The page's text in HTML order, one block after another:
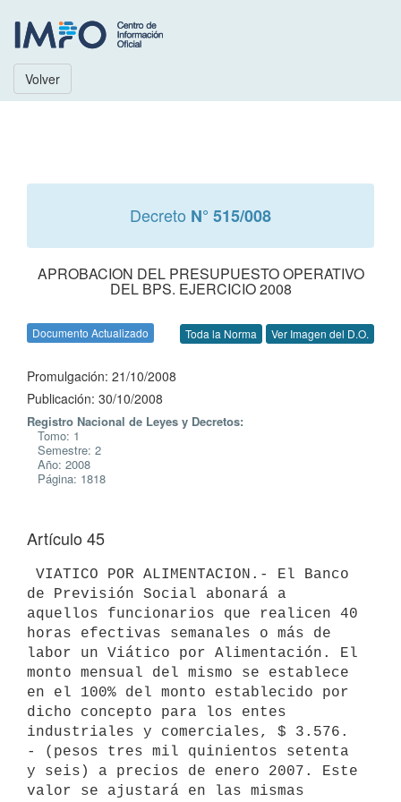
Volver
Decreto N° 515/008
APROBACION DEL PRESUPUESTO OPERATIVO
DEL BPS. EJERCICIO 2008
Documento Actualizado Toda la Norma Ver Imagen del D.O.
Promulgación: 21/10/2008
Publicación: 30/10/2008
Registro Nacional de Leyes y Decretos:
Tomo: 1
Semestre: 2
Año: 2008
Página: 1818
Artículo 45
de Previsión Social abonará a
aquellos funcionarios que realicen 40
horas efectivas semanales o más de
labor un Viático por Alimentación. El
monto mensual del mismo se establece
en el 100% del monto establecido por
dicho concepto para los entes
industriales y comerciales, $ 3.576.
- (pesos tres mil quinientos setenta
y seis) a precios de enero 2007. Este
valor se ajustará en las mismas